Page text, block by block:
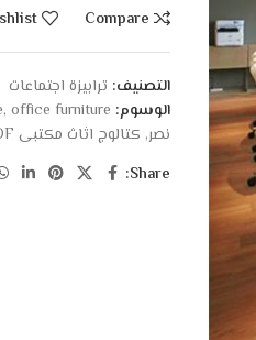
Compare
التصنيف: ترابيزة اجتماعات
الوسوم:
, office furniture
نصر, كتالوج اثاث مكتبى PDF
Share: